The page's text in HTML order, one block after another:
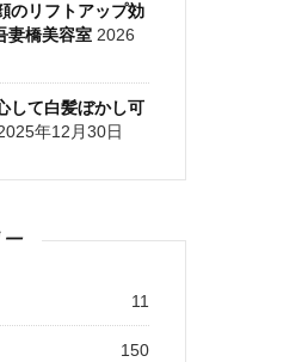
のリフトアップ効
妻橋美容室 2026
して白髪ぼかし可
年12月30日
11
150